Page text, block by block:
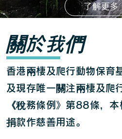
了解更多
​關於我們
香港兩棲及爬行動物保育
及現存唯一關注兩棲及爬
《稅務條例》第88條，
捐款作慈善用途。